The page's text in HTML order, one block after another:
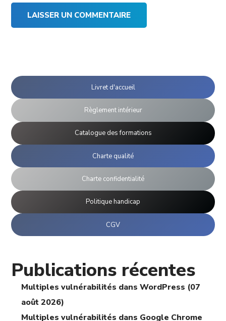
Livret d'accueil
Règlement intérieur
Catalogue des formations
Charte qualité
Charte confidentialité
Politique handicap
CGV
Publications récentes
Multiples vulnérabilités dans WordPress (07
août 2026)
Multiples vulnérabilités dans Google Chrome